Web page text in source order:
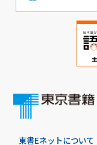
東書Eネットについて